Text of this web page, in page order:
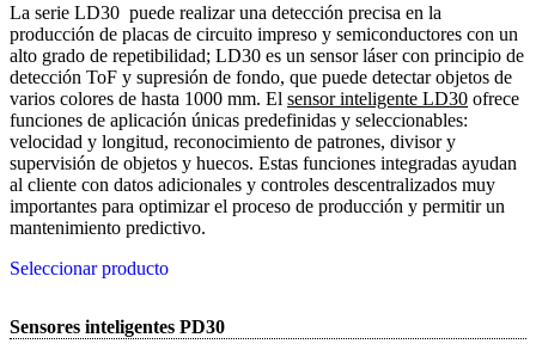
La serie LD30 puede realizar una detección precisa en la
producción de placas de circuito impreso y semiconductores con un
alto grado de repetibilidad; LD30 es un sensor láser con principio de
detección ToF y supresión de fondo, que puede detectar objetos de
varios colores de hasta 1000 mm. El sensor inteligente LD30 ofrece
funciones de aplicación únicas predefinidas y seleccionables:
velocidad y longitud, reconocimiento de patrones, divisor y
supervisión de objetos y huecos. Estas funciones integradas ayudan
al cliente con datos adicionales y controles descentralizados muy
importantes para optimizar el proceso de producción y permitir un
mantenimiento predictivo.
Seleccionar producto
Sensores inteligentes PD30